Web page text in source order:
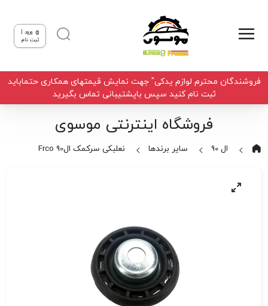
ورود |
ثبت نام
فروشندگان محترم لوازم یدکی" جهت نمایش قیمتهای همکاری حتماباید
ثبت نام کنید سپس باپشتیبانی تماس بگیرید
فروشگاه اینترنتی موسوی
ال 90 سایر برندها نعلبکی سرکمک ال90 Frco